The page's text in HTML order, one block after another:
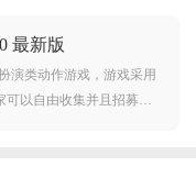
要错过，赶紧点击下载
最新版
演类动作游戏，游戏采用
可以自由收集并且招募各